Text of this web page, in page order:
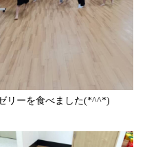
リーを食べました(*^^*)